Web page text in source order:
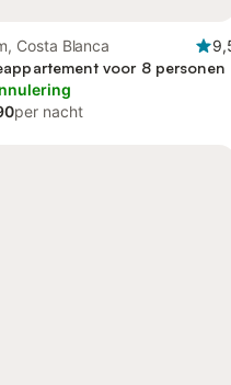
Costa Blanca
voor 8 personen
per nacht